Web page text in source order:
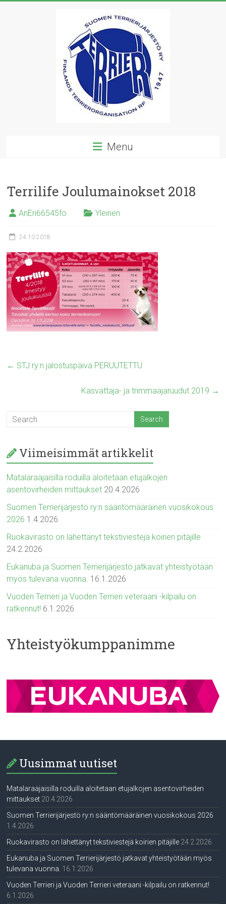
Terrierijärjestö
23
terrierirodun
rotujärjestö
Menu
Terrilife Joulumainokset 2018
AnEri66545fo Yleinen
24.10.2018
← STJ ry:n jalostuspäivä PERUUTETTU
Kasvattaja- ja trimmaajaruudut 2019 →
Viimeisimmät artikkelit
Matalaraajaisilla roduilla aloitetaan etujalkojen
asentovirheiden mittaukset 20.4.2026
Suomen Terrierijärjestö ry:n sääntömääräinen vuosikokous
2026 1.4.2026
Ruokavirasto on lähettänyt tekstiviestejä koirien pitäjille
24.2.2026
Eukanuba ja Suomen Terrierijärjestö jatkavat yhteistyötään
myös tulevana vuonna. 16.1.2026
Vuoden Terrieri ja Vuoden Terrieri veteraani -kilpailu on
ratkennut! 6.1.2026
Yhteistyökumppanimme
Uusimmat uutiset
Matalaraajaisilla roduilla aloitetaan etujalkojen asentovirheiden
mittaukset 20.4.2026
Suomen Terrierijärjestö ry:n sääntömääräinen vuosikokous 2026
1.4.2026
Ruokavirasto on lähettänyt tekstiviestejä koirien pitäjille 24.2.2026
Eukanuba ja Suomen Terrierijärjestö jatkavat yhteistyötään myös
tulevana vuonna. 16.1.2026
Vuoden Terrieri ja Vuoden Terrieri veteraani -kilpailu on ratkennut!
6.1.2026